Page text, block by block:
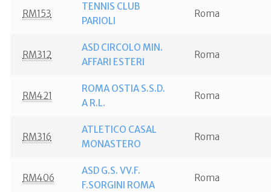
RM153
TENNIS CLUB
PARIOLI
Roma
RM312
ASD CIRCOLO MIN.
AFFARI ESTERI
Roma
RM421
ROMA OSTIA S.S.D.
A R.L.
Roma
RM316
ATLETICO CASAL
MONASTERO
Roma
RM406
ASD G.S. VV.F.
F.SORGINI ROMA
Roma